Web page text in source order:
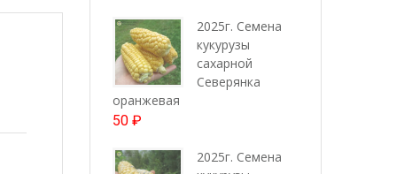
2025г. Семена
кукурузы
сахарной
Северянка
оранжевая
50 ₽
2025г. Семена